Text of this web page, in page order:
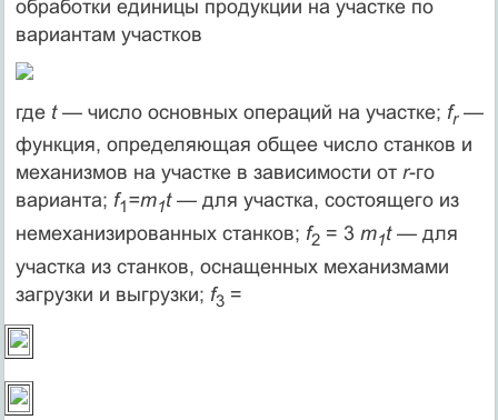
обработки единицы продукции на участке по
вариантам участков
где t — число основных операций на участке; fr —
функция, опре­деляющая общее число станков и
механизмов на участке в зависи­мости от r-го
варианта; f1=m1t — для участка, состоящего из
немеханизированных станков; f2= 3 m1t — для
участка из стан­ков, оснащенных механизмами
загрузки и выгрузки; f3 =